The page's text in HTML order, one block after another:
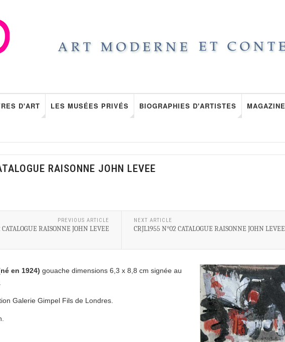
D'ART LES MUSÉES PRIVÉS BIOGRAPHIES D'ARTISTES MAGAZINE
RAISONNE JOHN LEVEE
PREVIOUS ARTICLE
CATALOGUE RAISONNE JOHN LEVEE
NEXT ARTICLE
CRJL1955 N°02 CATALOGUE RAISONNE JOHN LEVEE
en 1924) gouache dimensions 6,3 x 8,8 cm signée au
Galerie Gimpel Fils de Londres.